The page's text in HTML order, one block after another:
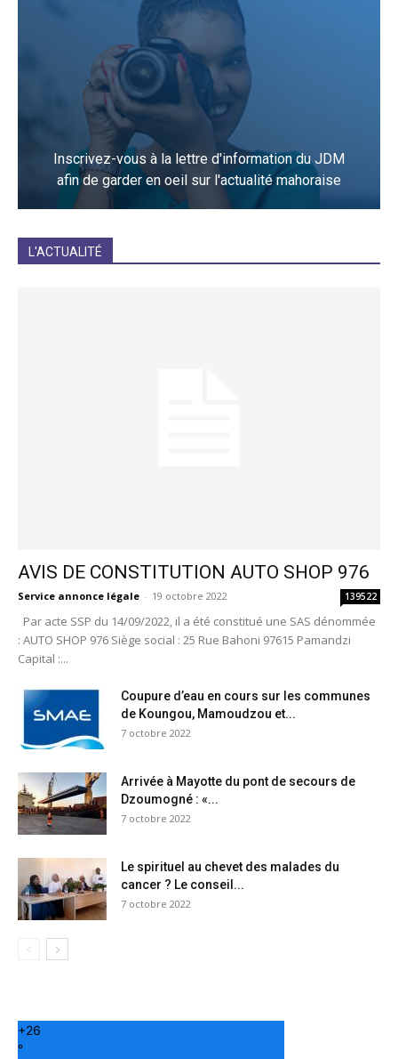
Inscrivez-vous à la lettre d'information du JDM
afin de garder en oeil sur l'actualité mahoraise
L'ACTUALITÉ
AVIS DE CONSTITUTION AUTO SHOP 976
Service annonce légale - 19 octobre 2022 139522
Par acte SSP du 14/09/2022, il a été constitué une SAS dénommée
: AUTO SHOP 976 Siège social : 25 Rue Bahoni 97615 Pamandzi
Capital :...
Coupure d’eau en cours sur les communes
de Koungou, Mamoudzou et...
7 octobre 2022
Arrivée à Mayotte du pont de secours de
Dzoumogné : «...
7 octobre 2022
Le spirituel au chevet des malades du
cancer ? Le conseil...
7 octobre 2022
+26
°